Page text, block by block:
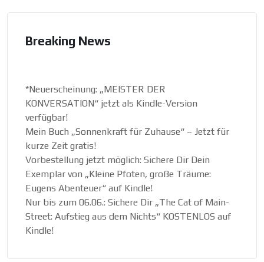
Breaking News
*Neuerscheinung: „MEISTER DER
KONVERSATION“ jetzt als Kindle-Version
verfügbar!
Mein Buch „Sonnenkraft für Zuhause“ – Jetzt für
kurze Zeit gratis!
Vorbestellung jetzt möglich: Sichere Dir Dein
Exemplar von „Kleine Pfoten, große Träume:
Eugens Abenteuer“ auf Kindle!
Nur bis zum 06.06.: Sichere Dir „The Cat of Main-
Street: Aufstieg aus dem Nichts“ KOSTENLOS auf
Kindle!